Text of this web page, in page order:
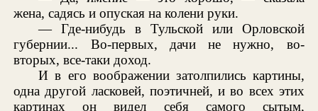
жена, садясь и опуская на колени руки.
— Где-нибудь в Тульской или Орловской
губернии... Во-первых, дачи не нужно, во-
вторых, все-таки доход.
И в его воображении затолпились картины,
одна другой ласковей, поэтичней, и во всех этих
картинах он видел себя самого сытым,